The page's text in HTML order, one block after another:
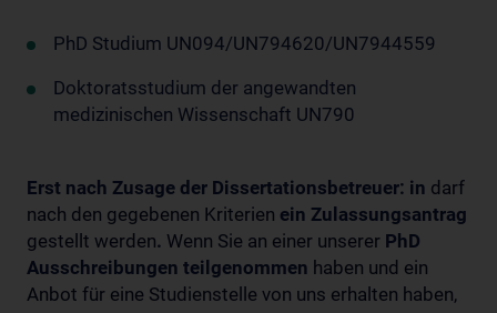
PhD Studium UN094/UN794620/UN7944559
Doktoratsstudium der angewandten
medizinischen Wissenschaft UN790
Erst nach Zusage der Dissertationsbetreuer: in darf
nach den gegebenen Kriterien ein Zulassungsantrag
gestellt werden. Wenn Sie an einer unserer PhD
Ausschreibungen teilgenommen haben und ein
Anbot für eine Studienstelle von uns erhalten haben,